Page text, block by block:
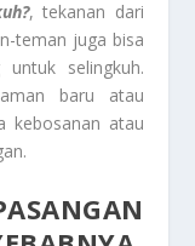
, tekanan dari
teman juga bisa
untuk selingkuh.
baru atau
kebosanan atau